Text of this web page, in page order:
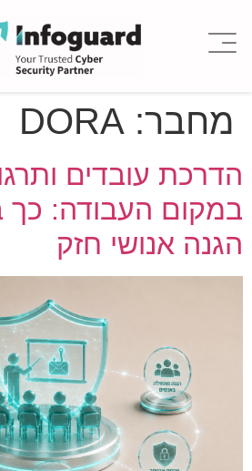
מחבר: DORA
הדרכת עובדים
במקום העבודה: כך
הגנה אנושי חזק